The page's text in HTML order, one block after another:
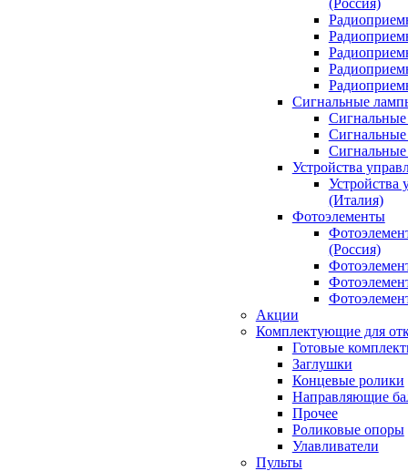
(Россия)
Сигнальные
Устройства
Устройства
(Италия)
Фотоэлементы
(Россия)
Акции
Комплектующие для
Готовые
Заглушки
Концевые ролики
Направляющие
Прочее
Роликовые опоры
Улавливатели
Пульты